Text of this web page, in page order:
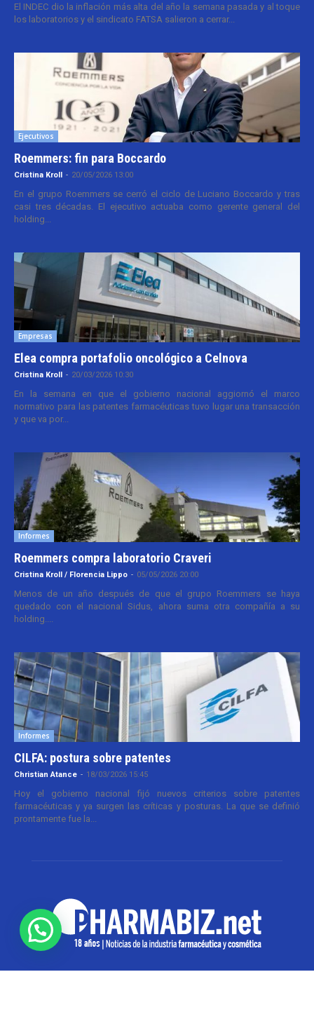
El INDEC dio la inflación más alta del año la semana pasada y al toque
los laboratorios y el sindicato FATSA salieron a cerrar...
Ejecutivos
Roemmers: fin para Boccardo
Cristina Kroll - 20/05/2026 13:00
En el grupo Roemmers se cerró el ciclo de Luciano Boccardo y tras
casi tres décadas. El ejecutivo actuaba como gerente general del
holding...
Empresas
Elea compra portafolio oncológico a Celnova
Cristina Kroll - 20/03/2026 10:30
En la semana en que el gobierno nacional aggiornó el marco
normativo para las patentes farmacéuticas tuvo lugar una transacción
y que va por...
Informes
Roemmers compra laboratorio Craveri
Cristina Kroll / Florencia Lippo - 05/05/2026 20:00
Menos de un año después de que el grupo Roemmers se haya
quedado con el nacional Sidus, ahora suma otra compañía a su
holding....
Informes
CILFA: postura sobre patentes
Christian Atance - 18/03/2026 15:45
Hoy el gobierno nacional fijó nuevos criterios sobre patentes
farmacéuticas y ya surgen las críticas y posturas. La que se definió
prontamente fue la...